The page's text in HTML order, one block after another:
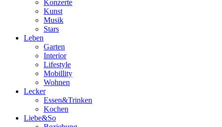
Konzerte
Kunst
Musik
Stars
Leben
Garten
Interior
Lifestyle
Mobillity
Wohnen
Lecker
Essen&Trinken
Kochen
Liebe&So